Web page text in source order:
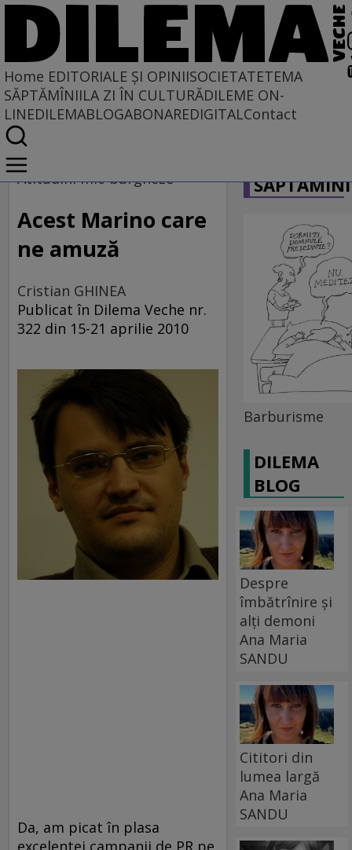
Home EDITORIALE ȘI OPINIISOCIETATETEMA
SĂPTĂMÎNIILA ZI ÎN CULTURĂDILEME ON-
LINEDILEMABLOGABONAREDIGITALContact
Home
EDITORIALE ȘI OPINII
Atitudini mic-burgheze
Acest Marino care
ne amuză
Cristian GHINEA
Publicat în Dilema Veche nr.
322 din 15-21 aprilie 2010
Da, am picat în plasa
excelentei campanii de PR pe
Barburisme
DILEMA
BLOG
Despre
îmbătrînire și
alți demoni
Ana Maria
SANDU
Cititori din
lumea largă
Ana Maria
SANDU